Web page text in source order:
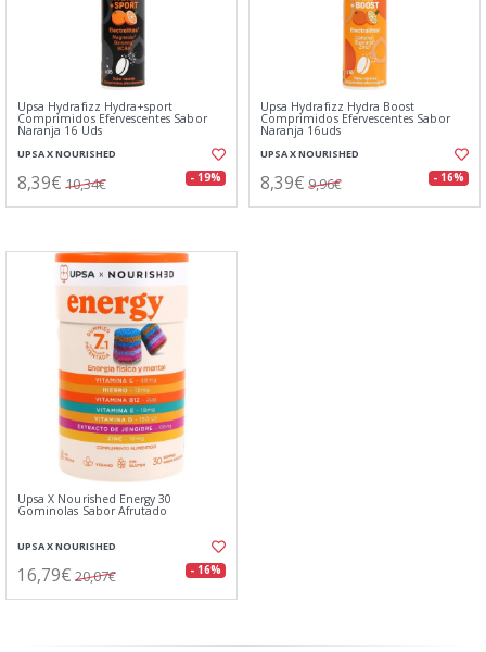
Upsa Hydrafizz Hydra+sport
Comprimidos Efervescentes Sabor
Naranja 16 Uds
UPSA X NOURISHED
8,39€ 10,34€ - 19%
Upsa Hydrafizz Hydra Boost
Comprimidos Efervescentes Sabor
Naranja 16uds
UPSA X NOURISHED
8,39€ 9,96€ - 16%
Upsa X Nourished Energy 30
Gominolas Sabor Afrutado
UPSA X NOURISHED
16,79€ 20,07€ - 16%